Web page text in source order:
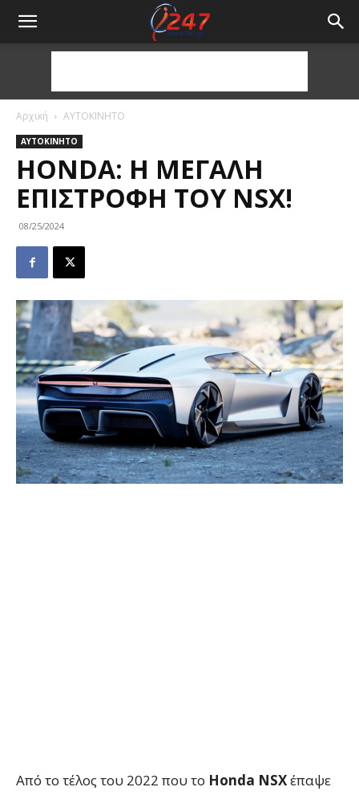
Αρχική ΑΥΤΟΚΙΝΗΤΟ
ΑΥΤΟΚΙΝΗΤΟ
HONDA: Η ΜΕΓΆΛΗ
ΕΠΙΣΤΡΟΦΉ ΤΟΥ NSX!
08/25/2024
Από το τέλος του 2022 που το Honda NSXέπαψε